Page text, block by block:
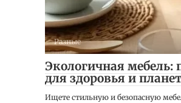
Разные
Экологичная мебель:
для здоровья и
Ищете стильную и безопасную